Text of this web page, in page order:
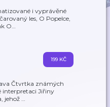
i vyprávěné
les, O Popelce,
O…
Čtvrtka známých
interpretaci Jiřiny
jehož…
199 KČ